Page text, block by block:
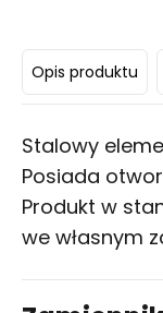
Opis produktu
Stalowy
Posiada
Produkt w
we własnym